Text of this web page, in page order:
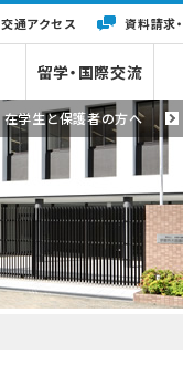
在学生と保護者の方へ
留学・国際交流
交通アクセス 資料請求・